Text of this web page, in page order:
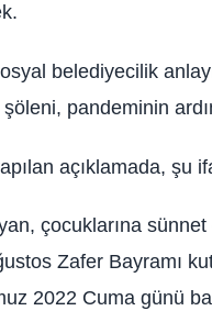
belediyecilik
pandeminin
açıklamada, şu
çocuklarına
Zafer Bayramı
2022 Cuma günü